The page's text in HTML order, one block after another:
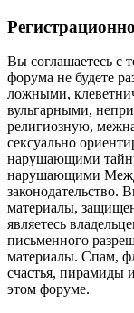
Вы соглашаетесь с
форума не будете
ложными,
вульгарными,
религиозную,
сексуально
нарушающими
нарушающими
законодательство.
материалы,
являетесь
письменного
материалы. Спам,
счастья, пирамиды
этом форуме.